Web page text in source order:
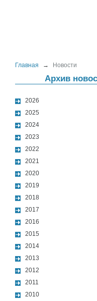
Главная → Новости
Архив
2026
2025
2024
2023
2022
2021
2020
2019
2018
2017
2016
2015
2014
2013
2012
2011
2010